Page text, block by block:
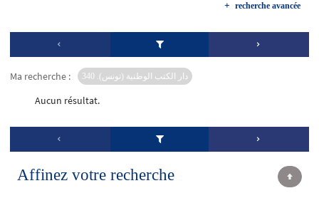
recherche avancée
Ma recherche : دار الكتب الوطنية (تونس). 340
Aucun résultat.
Affinez votre recherche